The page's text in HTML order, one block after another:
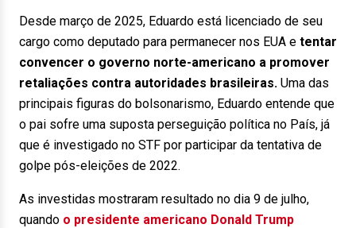
Desde março de 2025, Eduardo está licenciado de seu
cargo como deputado para permanecer nos EUA e tentar
convencer o governo norte-americano a promover
retaliações contra autoridades brasileiras. Uma das
principais figuras do bolsonarismo, Eduardo entende que
o pai sofre uma suposta perseguição política no País, já
que é investigado no STF por participar da tentativa de
golpe pós-eleições de 2022.
As investidas mostraram resultado no dia 9 de julho,
quando o presidente americano Donald Trump